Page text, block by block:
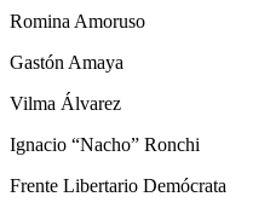
Romina Amoruso
Gastón Amaya
Vilma Álvarez
Ignacio “Nacho” Ronchi
Frente Libertario Demócrata